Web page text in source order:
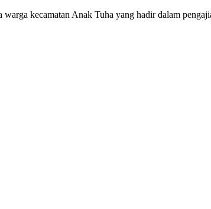
kecamatan Anak Tuha yang hadir dalam